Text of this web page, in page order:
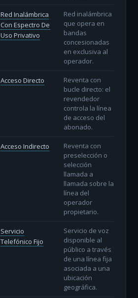
Red Inalámbrica
Con Espectro De
Uso Privativo
Red inalámbrica
que opera en
bandas
concesionadas
en exclusiva al
operador.
Acceso Directo
Reventa con
bucle directo: el
revendedor
controla la línea
de acceso del
abonado.
Acceso Indirecto
Reventa con
preselección o
selección
llamada a
llamada sobre la
línea del
operador
propietario.
Servicio
Telefónico Fijo
Servicio de voz
disponible al
público a través
de una línea fija
asociada a una
ubicación
geográfica.